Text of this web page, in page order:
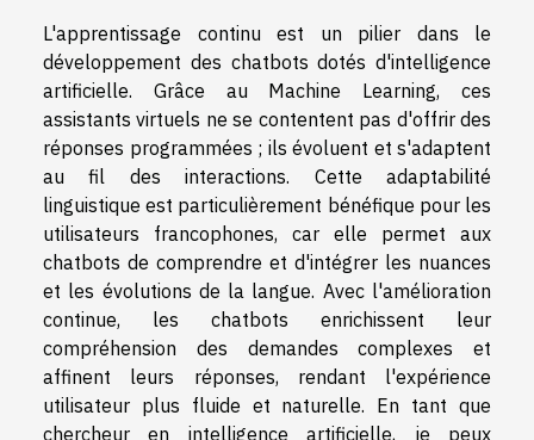
L'apprentissage continu est un pilier dans le
développement des chatbots dotés d'intelligence
artificielle. Grâce au Machine Learning, ces
assistants virtuels ne se contentent pas d'offrir des
réponses programmées ; ils évoluent et s'adaptent
au fil des interactions. Cette adaptabilité
linguistique est particulièrement bénéfique pour les
utilisateurs francophones, car elle permet aux
chatbots de comprendre et d'intégrer les nuances
et les évolutions de la langue. Avec l'amélioration
continue, les chatbots enrichissent leur
compréhension des demandes complexes et
affinent leurs réponses, rendant l'expérience
utilisateur plus fluide et naturelle. En tant que
chercheur en intelligence artificielle, je peux